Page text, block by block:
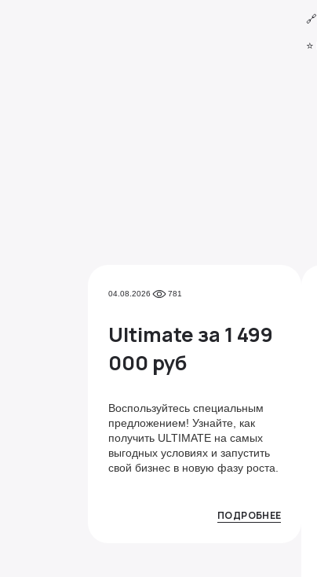
🔗
⭐️
04.08.2026 781
Ultimate за 1 499
000 руб
Воспользуйтесь специальным
предложением! Узнайте, как
получить ULTIMATE на самых
выгодных условиях и запустить
свой бизнес в новую фазу роста.
ПОДРОБНЕЕ